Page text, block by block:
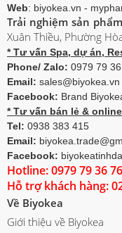
Web: biyokea.vn -
Trải nghiệm sản
Xuân Thiều, Phường
* Tư vấn Spa, dự án,
Phone/ Zalo: 0979 79
Email: sales@biyokea.vn
Facebook: Brand
* Tư vấn bán lẻ &
Tel: 0938 383 415
Email:
Facebook:
Hotline: 0979 79 36 76
Hỗ trợ khách hàng:
Về Biyokea
Giới thiệu về Biyokea